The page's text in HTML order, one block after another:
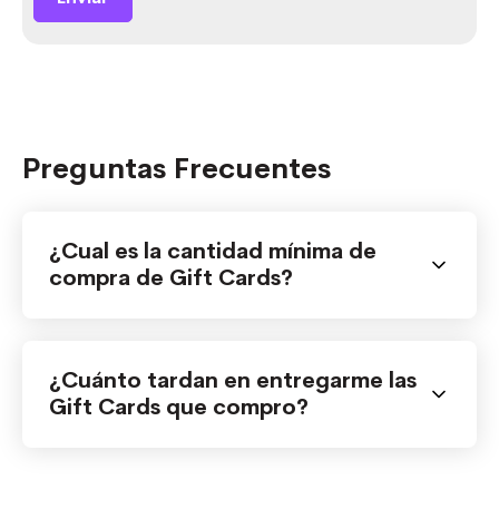
Preguntas Frecuentes
¿Cual es la cantidad mínima de
compra de Gift Cards?
Gift Cards.
¿Cuánto tardan en entregarme las
Gift Cards que compro?